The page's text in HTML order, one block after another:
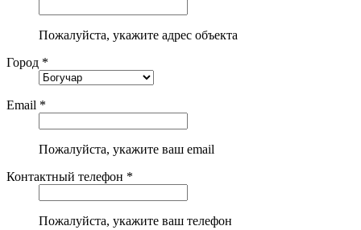
Пожалуйста, укажите адрес объекта
Город *
Email *
Пожалуйста, укажите ваш email
Контактный телефон *
Пожалуйста, укажите ваш телефон